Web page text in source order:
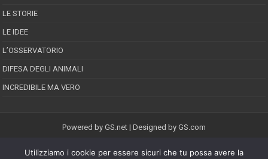
LE STORIE
LE IDEE
L’OSSERVATORIO
DIFESA DEGLI ANIMALI
INCREDIBILE MA VERO
Powered by GS.net | Designed by GS.com
EPINEION EDITRICE S.R.L.P.Iva 02008710689
Utilizziamo i cookie per essere sicuri che tu possa avere la